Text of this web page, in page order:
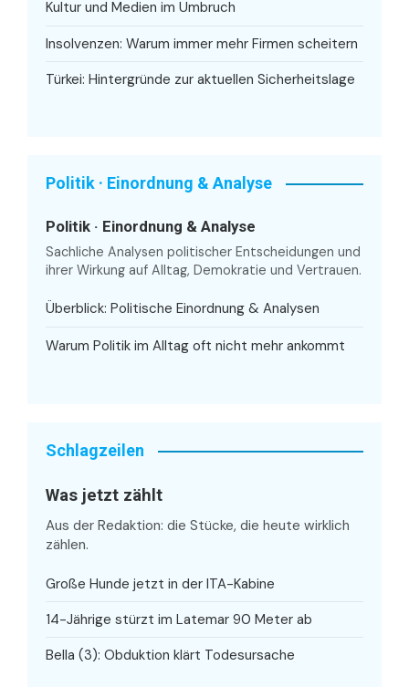
Kultur und Medien im Umbruch
Insolvenzen: Warum immer mehr Firmen scheitern
Türkei: Hintergründe zur aktuellen Sicherheitslage
Politik · Einordnung & Analyse
Politik · Einordnung & Analyse
Sachliche Analysen politischer Entscheidungen und
ihrer Wirkung auf Alltag, Demokratie und Vertrauen.
Überblick: Politische Einordnung & Analysen
Warum Politik im Alltag oft nicht mehr ankommt
Schlagzeilen
Was jetzt zählt
Aus der Redaktion: die Stücke, die heute wirklich
zählen.
Große Hunde jetzt in der ITA-Kabine
14-Jährige stürzt im Latemar 90 Meter ab
Bella (3): Obduktion klärt Todesursache